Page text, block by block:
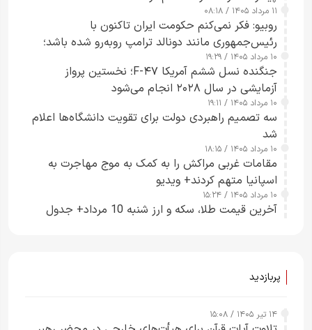
۱۱ مرداد ۱۴۰۵ / ۰۸:۱۸
روبیو: فکر نمی‌کنم حکومت ایران تاکنون با
رئیس‌جمهوری مانند دونالد ترامپ روبه‌رو شده باشد؛
کسی که واقعاً دست به اقدام می‌زند
۱۰ مرداد ۱۴۰۵ / ۱۹:۲۹
جنگنده نسل ششم آمریکا F-۴۷؛ نخستین پرواز
آزمایشی در سال ۲۰۲۸ انجام می‌شود
۱۰ مرداد ۱۴۰۵ / ۱۹:۱۱
سه تصمیم راهبردی دولت برای تقویت دانشگاه‌ها اعلام
شد
۱۰ مرداد ۱۴۰۵ / ۱۸:۱۵
مقامات غربی مراکش را به کمک به موج مهاجرت به
اسپانیا متهم کردند+ ویدیو
۱۰ مرداد ۱۴۰۵ / ۱۵:۲۴
آخرین قیمت طلا، سکه و ارز شنبه 10 مرداد+ جدول
پربازدید
۱۴ تیر ۱۴۰۵ / ۱۵:۰۸